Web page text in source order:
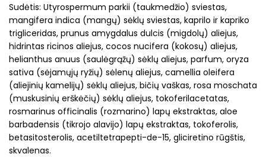
Sudėtis: Utyrospermum parkii (taukmedžio) sviestas,
mangifera indica (mangų) sėklų sviestas, kaprilo ir kapriko
trigliceridas, prunus amygdalus dulcis (migdolų) aliejus,
hidrintas ricinos aliejus, cocos nucifera (kokosų) aliejus,
helianthus anuus (saulėgrąžų) sėklų aliejus, parfum, oryza
sativa (sėjamųjų ryžių) sėlenų aliejus, camellia oleifera
(aliejinių kamelijų) sėklų aliejus, bičių vaškas, rosa moschata
(muskusinių erškėčių) sėklų aliejus, tokoferilacetatas,
rosmarinus officinalis (rozmarino) lapų ekstraktas, aloe
barbadensis (tikrojo alavijo) lapų ekstraktas, tokoferolis,
betasitosterolis, acetiltetrapepti-de-15, gliciretino rūgštis,
skvalenas.